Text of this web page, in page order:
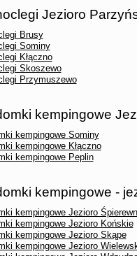
Jezioro
Brusy
Sominy
Kłączno
Skoszewo
Przymuszewo
kempingowe
kempingowe Sominy
kempingowe Kłączno
kempingowe Peplin
kempingowe -
kempingowe Jezioro
kempingowe Jezioro Końskie
kempingowe Jezioro Skąpe
kempingowe Jezioro